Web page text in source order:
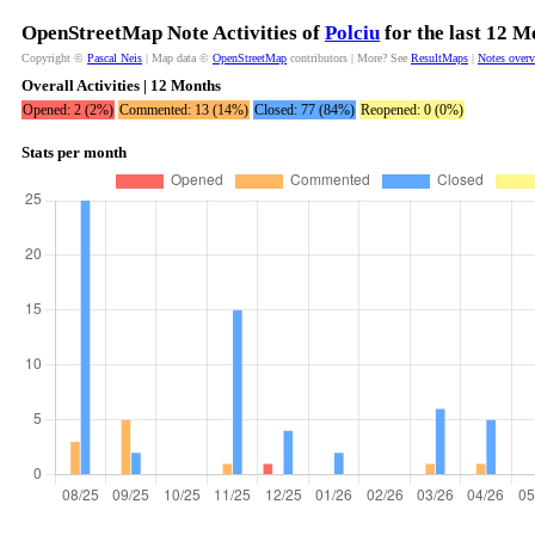
OpenStreetMap Note Activities of Polciu for the last 12
Copyright © Pascal Neis | Map data © OpenStreetMap contributors | More? See ResultMaps | Notes
Overall Activities | 12 Months
Opened: 2 (2%) Commented: 13 (14%) Closed: 77 (84%) Reopened: 0 (0%)
Stats per month